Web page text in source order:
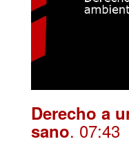
Derecho a
sano. 07:43